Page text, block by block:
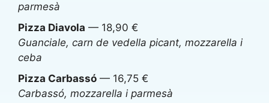
parmesà
Pizza Diavola — 18,90 €
Guanciale, carn de vedella picant, mozzarella i
ceba
Pizza Carbassó — 16,75 €
Carbassó, mozzarella i parmesà